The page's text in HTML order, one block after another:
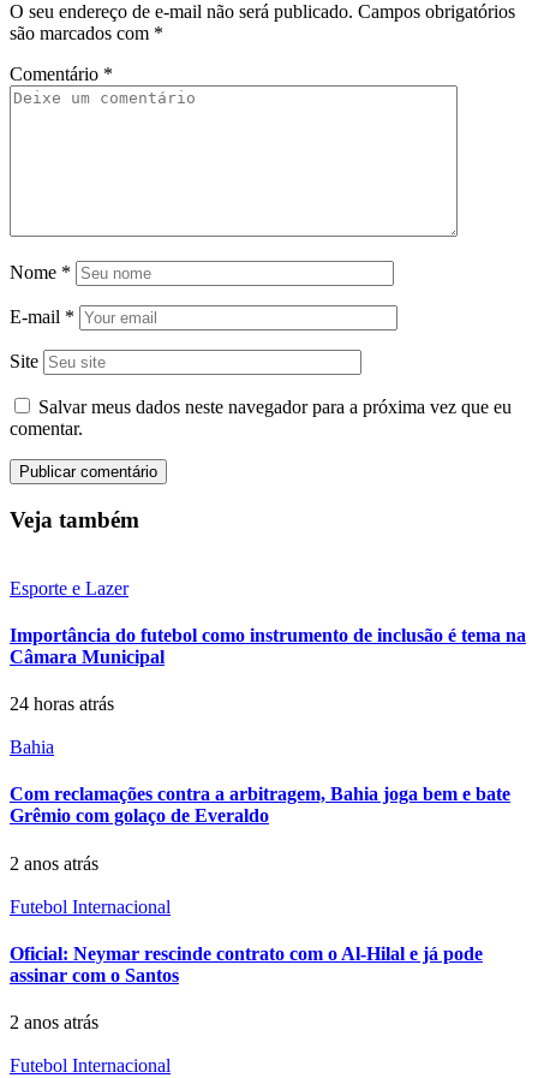
O seu endereço de e-mail não será publicado. Campos obrigatórios
são marcados com *
Comentário *
Nome *
E-mail *
Site
Salvar meus dados neste navegador para a próxima vez que eu
comentar.
Veja também
Esporte e Lazer
Importância do futebol como instrumento de inclusão é tema na
Câmara Municipal
24 horas atrás
Bahia
Com reclamações contra a arbitragem, Bahia joga bem e bate
Grêmio com golaço de Everaldo
2 anos atrás
Futebol Internacional
Oficial: Neymar rescinde contrato com o Al-Hilal e já pode
assinar com o Santos
2 anos atrás
Futebol Internacional